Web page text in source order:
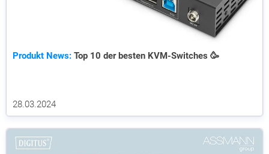
Produkt News: Top 10 der besten KVM-Switches 🥳
28.03.2024